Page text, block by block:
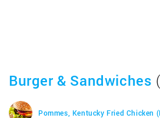
Burger & Sandwiches
Pommes, Kentucky Fried Chicken